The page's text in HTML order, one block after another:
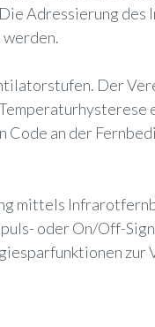
Adressierung des
Der
an der
mittels
oder On/Off-
zur